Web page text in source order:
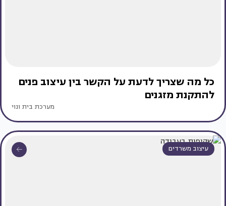
כל מה שצריך לדעת על הקשר בין עיצוב פנים
להתקנת מזגנים
מערכת בית ונוי
עיצוב משרדים